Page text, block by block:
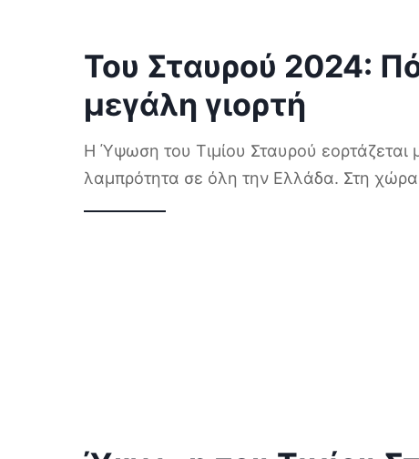
Του Σταυρού 2024:
μεγάλη γιορτή
Η Ύψωση του Τιμίου Σταυρού εορτάζεται
λαμπρότητα σε όλη την Ελλάδα. Στη